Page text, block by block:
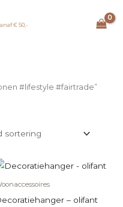
€ 50,-
#lifestyle #fairtrade”
– olifant